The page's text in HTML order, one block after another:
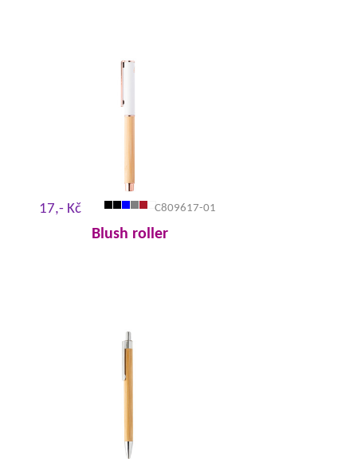
17,- Kč C809617-01
Blush roller